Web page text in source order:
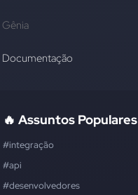
Gênia
Documentação
🔥 Assuntos Populares
#integração
#api
#desenvolvedores